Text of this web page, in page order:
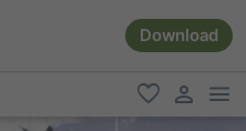
Download
favoriti
user link